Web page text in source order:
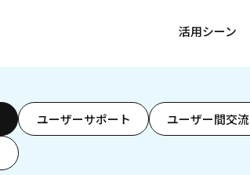
活用シーン
ユーザーサポート ユーザー間交流